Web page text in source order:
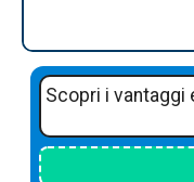
Scopri i vantaggi